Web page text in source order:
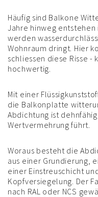
Häufig sind Balkone
Jahre hinweg entstehen
werden
Wohnraum dringt. Hier
schliessen diese Risse
hochwertig.
Mit einer
die Balkonplatte
Abdichtung ist
Wertvermehrung führt.
Woraus besteht die
aus einer Grundierung,
einer Einstreuschicht
Kopfversiegelung. Der
nach RAL oder NCS